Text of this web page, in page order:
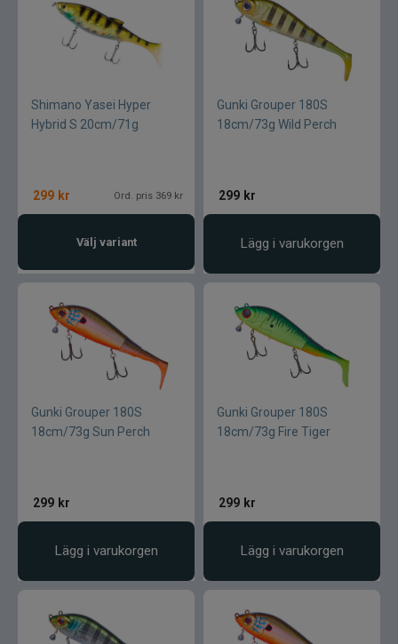
Shimano Yasei Hyper
Hybrid S 20cm/71g
299 kr Ord. pris 369 kr
Välj variant
Gunki Grouper 180S
18cm/73g Wild Perch
299 kr
Lägg i varukorgen
Gunki Grouper 180S
18cm/73g Sun Perch
299 kr
Lägg i varukorgen
Gunki Grouper 180S
18cm/73g Fire Tiger
299 kr
Lägg i varukorgen